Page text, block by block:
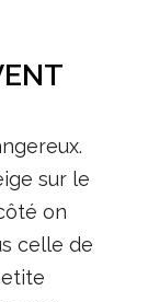
sur le
on
celle de